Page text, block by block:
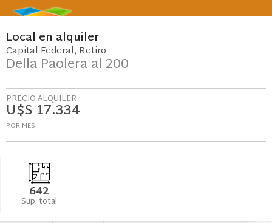
Local en alquiler
Capital Federal Retiro
Della Paolera al 200
PRECIO ALQUILER
U$S 17.334
POR MES
642
Sup. total